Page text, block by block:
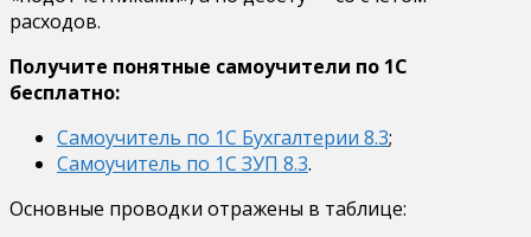
расходов.
Получите понятные самоучители по 1С
бесплатно:
Самоучитель по 1С Бухгалтерии 8.3;
Самоучитель по 1С ЗУП 8.3.
Основные проводки отражены в таблице: